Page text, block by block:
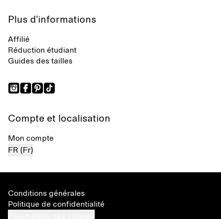
Plus d’informations
Affilié
Réduction étudiant
Guides des tailles
Compte et localisation
Mon compte
FR (Fr)
Conditions générales
Politique de confidentialité